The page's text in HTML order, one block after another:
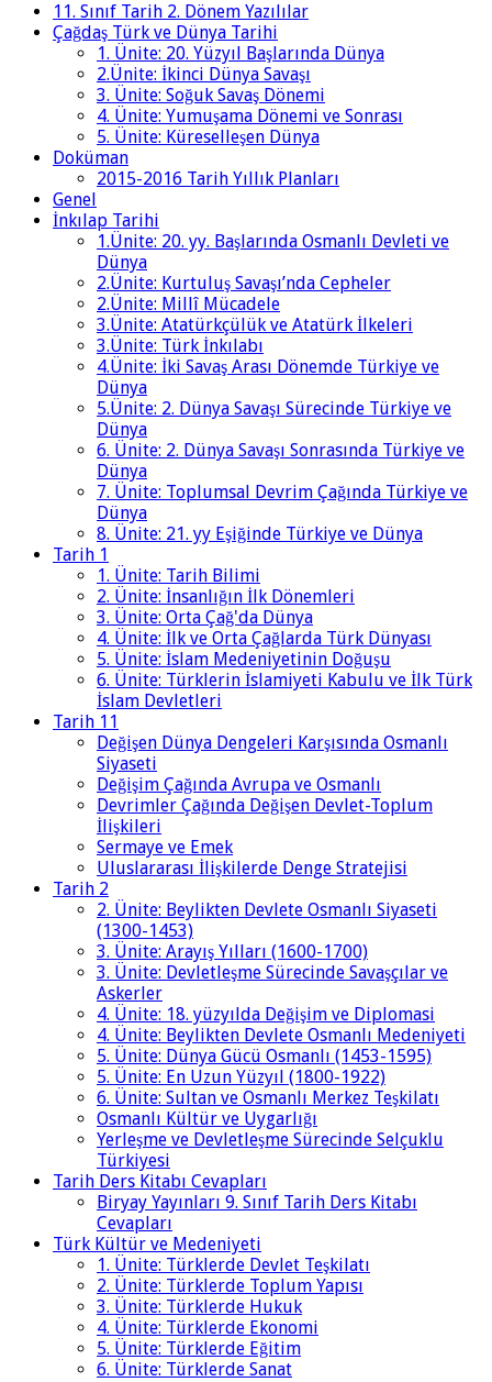
11. Sınıf Tarih 2. Dönem Yazılılar
Çağdaş Türk ve Dünya Tarihi
1. Ünite: 20. Yüzyıl Başlarında Dünya
2.Ünite: İkinci Dünya Savaşı
3. Ünite: Soğuk Savaş Dönemi
4. Ünite: Yumuşama Dönemi ve Sonrası
5. Ünite: Küreselleşen Dünya
Doküman
2015-2016 Tarih Yıllık Planları
Genel
İnkılap Tarihi
1.Ünite: 20. yy. Başlarında Osmanlı Devleti ve
Dünya
2.Ünite: Kurtuluş Savaşı’nda Cepheler
2.Ünite: Millî Mücadele
3.Ünite: Atatürkçülük ve Atatürk İlkeleri
3.Ünite: Türk İnkılabı
4.Ünite: İki Savaş Arası Dönemde Türkiye ve
Dünya
5.Ünite: 2. Dünya Savaşı Sürecinde Türkiye ve
Dünya
6. Ünite: 2. Dünya Savaşı Sonrasında Türkiye ve
Dünya
7. Ünite: Toplumsal Devrim Çağında Türkiye ve
Dünya
8. Ünite: 21. yy Eşiğinde Türkiye ve Dünya
Tarih 1
1. Ünite: Tarih Bilimi
2. Ünite: İnsanlığın İlk Dönemleri
3. Ünite: Orta Çağ'da Dünya
4. Ünite: İlk ve Orta Çağlarda Türk Dünyası
5. Ünite: İslam Medeniyetinin Doğuşu
6. Ünite: Türklerin İslamiyeti Kabulu ve İlk Türk
İslam Devletleri
Tarih 11
Değişen Dünya Dengeleri Karşısında Osmanlı
Siyaseti
Değişim Çağında Avrupa ve Osmanlı
Devrimler Çağında Değişen Devlet-Toplum
İlişkileri
Sermaye ve Emek
Uluslararası İlişkilerde Denge Stratejisi
Tarih 2
2. Ünite: Beylikten Devlete Osmanlı Siyaseti
(1300-1453)
3. Ünite: Arayış Yılları (1600-1700)
3. Ünite: Devletleşme Sürecinde Savaşçılar ve
Askerler
4. Ünite: 18. yüzyılda Değişim ve Diplomasi
4. Ünite: Beylikten Devlete Osmanlı Medeniyeti
5. Ünite: Dünya Gücü Osmanlı (1453-1595)
5. Ünite: En Uzun Yüzyıl (1800-1922)
6. Ünite: Sultan ve Osmanlı Merkez Teşkilatı
Osmanlı Kültür ve Uygarlığı
Yerleşme ve Devletleşme Sürecinde Selçuklu
Türkiyesi
Tarih Ders Kitabı Cevapları
Biryay Yayınları 9. Sınıf Tarih Ders Kitabı
Cevapları
Türk Kültür ve Medeniyeti
1. Ünite: Türklerde Devlet Teşkilatı
2. Ünite: Türklerde Toplum Yapısı
3. Ünite: Türklerde Hukuk
4. Ünite: Türklerde Ekonomi
5. Ünite: Türklerde Eğitim
6. Ünite: Türklerde Sanat